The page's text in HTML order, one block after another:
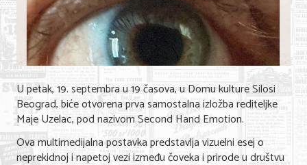
U petak, 19. septembra u 19 časova, u Domu kulture Silosi
Beograd, biće otvorena prva samostalna izložba rediteljke
Maje Uzelac, pod nazivom Second Hand Emotion.
Ova multimedijalna postavka predstavlja vizuelni esej o
neprekidnoj i napetoj vezi između čoveka i prirode u društvu